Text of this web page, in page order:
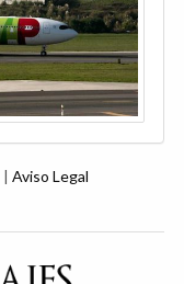
| Aviso Legal